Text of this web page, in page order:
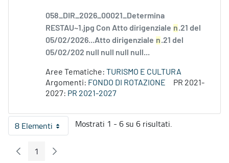
058_DIR_2026_00021_Determina
RESTAU~1.jpg Con Atto dirigenziale n.21 del
05/02/2026...Atto dirigenziale n.21 del
05/02/202 null null null null...
Aree Tematiche: TURISMO E CULTURA
Argomenti: FONDO DI ROTAZIONE
PR 2021-
2027: PR 2021-2027
8 ElementiPer pagina
Mostrati 1 - 6 su 6 risultati.
Pagina Precedente
Pagina
1 Pagina Seguente